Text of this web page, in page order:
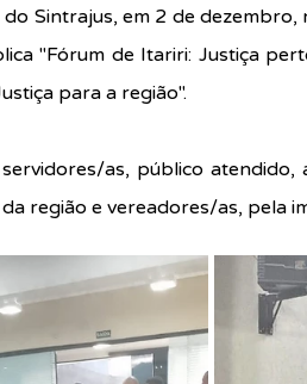
Sintrajus, em 2 de
"Fórum de Itariri: Justiça
para a região".
as, público
região e vereadores/as, pela